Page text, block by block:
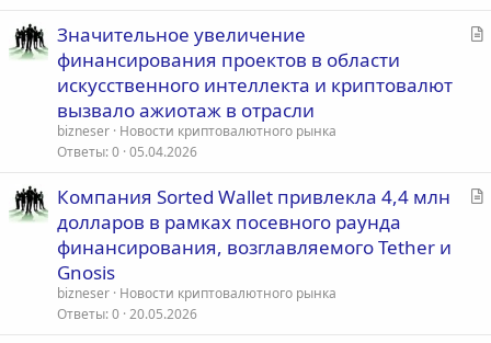
яС
Значительное увеличение
финансирования проектов в области
искусственного интеллекта и криптовалют
вызвало ажиотаж в отрасли
bizneser Новости криптовалютного рынка
Ответы 0 05.04.2026
С
Компания Sorted Wallet привлекла 4,4 млн
долларов в рамках посевного раунда
финансирования, возглавляемого Tether и
Gnosis
bizneser Новости криптовалютного рынка
Ответы 0 20.05.2026